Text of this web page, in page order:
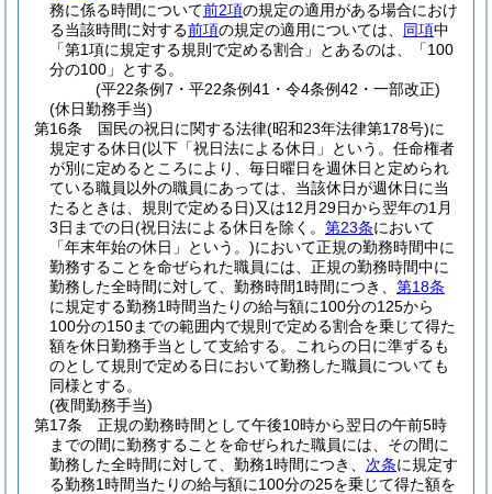
務に係る時間について前2項の規定の適用がある場合におけ
る当該時間に対する前項の規定の適用については、 同項中
「第1項に規定する規則で定める割合」とあるのは、「100
分の100」とする。
(平22条例7・平22条例41・令4条例42・一部改正)
(休日勤務手当)
第16条
国民の祝日に関する法律(昭和23年法律第178号)に
規定する休日(以下「祝日法による休日」という。任命権者
が別に定めるところにより、毎日曜日を週休日と定められ
ている職員以外の職員にあっては、当該休日が週休日に当
たるときは、規則で定める日)又は12月29日から翌年の1月
3日までの日(祝日法による休日を除く。 第23条において
「年末年始の休日」という。)において正規の勤務時間中に
勤務することを命ぜられた職員には、正規の勤務時間中に
勤務した全時間に対して、勤務時間1時間につき、 第18条
に規定する勤務1時間当たりの給与額に100分の125から
100分の150までの範囲内で規則で定める割合を乗じて得た
額を休日勤務手当として支給する。
これらの日に準ずるも
のとして規則で定める日において勤務した職員についても
同様とする。
(夜間勤務手当)
第17条
正規の勤務時間として午後10時から翌日の午前5時
までの間に勤務することを命ぜられた職員には、その間に
勤務した全時間に対して、勤務1時間につき、 次条に規定す
る勤務1時間当たりの給与額に100分の25を乗じて得た額を